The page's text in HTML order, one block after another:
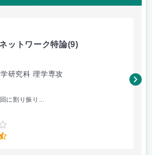
ットワーク特論(9)
研究科 理学専攻
に割り振り...
森